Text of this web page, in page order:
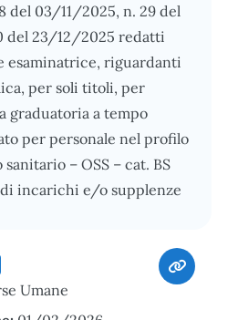
del 03/11/2025, n. 29 del
del 23/12/2025 redatti
esaminatrice, riguardanti
per soli titoli, per
graduatoria a tempo
per personale nel profilo
– OSS – cat. BS
incarichi e/o supplenze
Umane